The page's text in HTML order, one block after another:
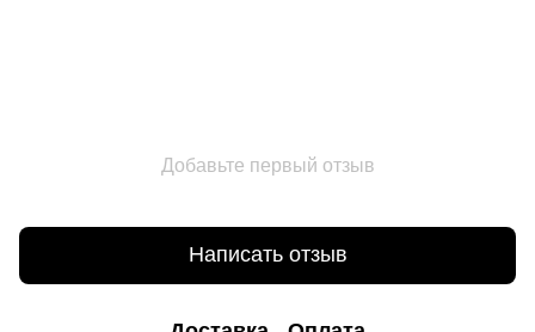
Добавьте первый отзыв
Написать отзыв